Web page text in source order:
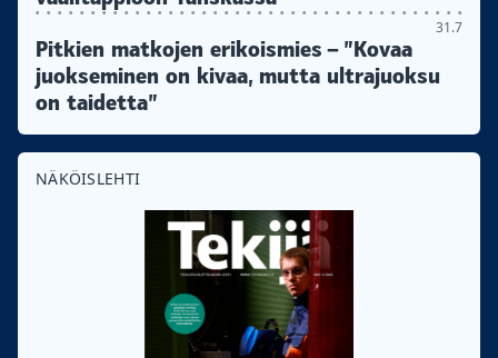
31.7
Pitkien matkojen erikoismies – ”Kovaa
juokseminen on kivaa, mutta ultrajuoksu
on taidetta”
NÄKÖISLEHTI